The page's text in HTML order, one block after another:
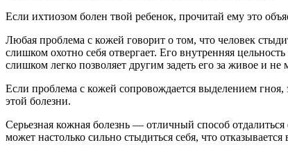
Если ихтиозом болен твой ребенок, прочитай ему это
Любая проблема с кожей говорит о том, что человек
слишком охотно себя отвергает. Его внутренняя
слишком легко позволяет другим задеть его за живое и
Если проблема с кожей сопровождается выделением
этой болезни.
Серьезная кожная болезнь — отличный способ
может настолько сильно стыдиться себя, что